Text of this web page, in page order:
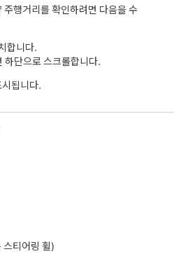
행거리를 확인하려면 다음을 수
합니다.
하단으로 스크롤합니다.
됩니다.
스티어링 휠)